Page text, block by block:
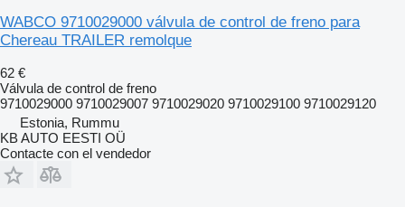
WABCO 9710029000 válvula de control de freno para
Chereau TRAILER remolque
62 €
Válvula de control de freno
9710029000 9710029007 9710029020 9710029100 9710029120
Estonia, Rummu
KB AUTO EESTI OÜ
Contacte con el vendedor